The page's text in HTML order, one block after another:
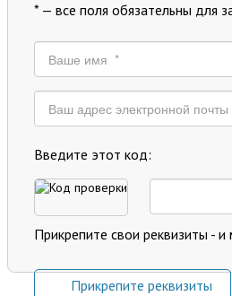
* — все поля обязательны для
Введите этот код:
Прикрепите свои реквизиты -
Прикрепите реквизиты